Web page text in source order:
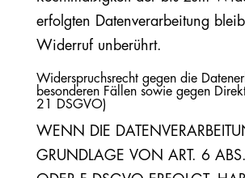
erfolgten Datenverarbeitung
Widerruf unberührt.
Widerspruchsrecht gegen die
besonderen Fällen sowie gegen
21 DSGVO)
WENN DIE
GRUNDLAGE VON ART. 6